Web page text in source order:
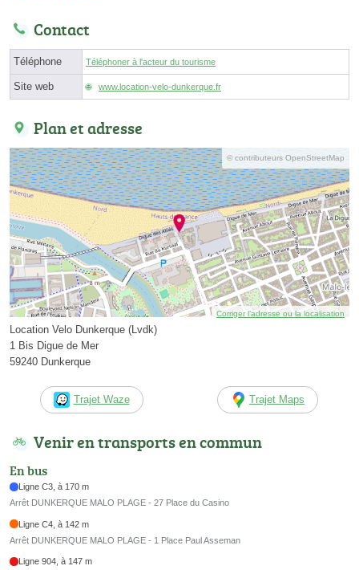
Contact
Téléphone Téléphoner à l'acteur du tourisme
Site web www.location-velo-dunkerque.fr
Plan et adresse
© contributeurs OpenStreetMap
Corriger l’adresse ou la localisation
Location Velo Dunkerque (Lvdk)
1 Bis Digue de Mer
59240 Dunkerque
Trajet Waze Trajet Maps
Venir en transports en commun
En bus
Ligne C3, à 170 m
Arrêt DUNKERQUE MALO PLAGE - 27 Place du Casino
Ligne C4, à 142 m
Arrêt DUNKERQUE MALO PLAGE - 1 Place Paul Asseman
Ligne 904, à 147 m